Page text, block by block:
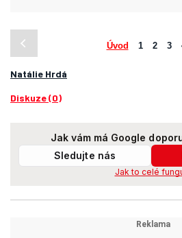
Úvod 1 2 3
Natálie Hrdá
Diskuze (0)
Jak vám má Google
Sledujte nás
Jak to celé